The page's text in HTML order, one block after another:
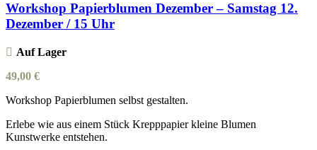
Workshop Papierblumen Dezember – Samstag 12.
Dezember / 15 Uhr
Auf Lager
49,00 €
Workshop Papierblumen selbst gestalten.
Erlebe wie aus einem Stück Krepppapier kleine Blumen
Kunstwerke entstehen.